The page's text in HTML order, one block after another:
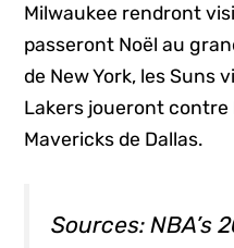
Milwaukee rendront
passeront Noël au
de New York, les Suns
Lakers joueront contre
Mavericks de Dallas.
Sources: NBA’s